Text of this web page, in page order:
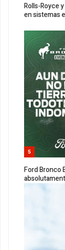
Rolls-Royce
en sistemas
5
Ford Bronco